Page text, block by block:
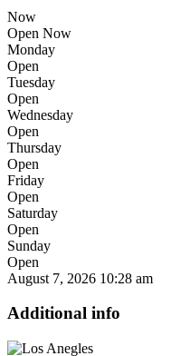
Now
Open Now
Monday
Open
Tuesday
Open
Wednesday
Open
Thursday
Open
Friday
Open
Saturday
Open
Sunday
Open
August 7, 2026 10:28 am
Additional info